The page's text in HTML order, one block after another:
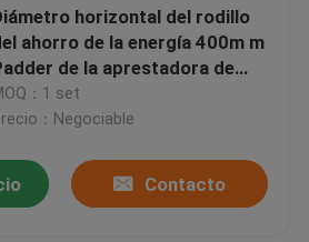
horizontal del rodillo
ahorro de la energía 400m m
de la aprestadora de
del carril
：1 set
：Negociable
Contacto